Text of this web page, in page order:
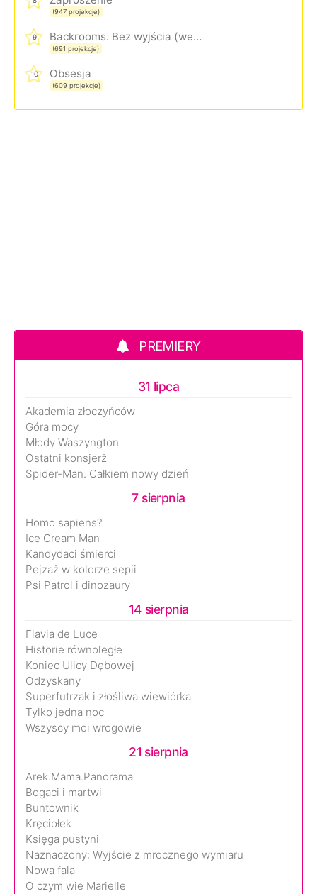
(947 projekcje)
9 Backrooms. Bez wyjścia (wersja rozszerzona)
(691 projekcje)
10 Obsesja
(609 projekcje)
PREMIERY
31 lipca
Akademia złoczyńców
Góra mocy
Młody Waszyngton
Ostatni konsjerż
Spider-Man. Całkiem nowy dzień
7 sierpnia
Homo sapiens?
Ice Cream Man
Kandydaci śmierci
Pejzaż w kolorze sepii
Psi Patrol i dinozaury
14 sierpnia
Flavia de Luce
Historie równoległe
Koniec Ulicy Dębowej
Odzyskany
Superfutrzak i złośliwa wiewiórka
Tylko jedna noc
Wszyscy moi wrogowie
21 sierpnia
Arek.Mama.Panorama
Bogaci i martwi
Buntownik
Kręciołek
Księga pustyni
Naznaczony: Wyjście z mrocznego wymiaru
Nowa fala
O czym wie Marielle